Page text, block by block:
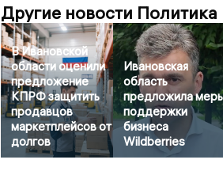
Другие новости Политика
В Ивановской
области оценили
предложение
КПРФ защитить
продавцов
маркетплейсов от
долгов
Ивановская
область
предложила
поддержки
бизнеса
Wildberries